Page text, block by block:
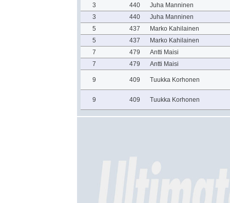
3 440
Juha Manninen
3
440
Juha Manninen
5
437
Marko Kahilainen
5
437
Marko Kahilainen
7
479
Antti Maisi
7
479 Antti Maisi
9 409 Tuukka Korhonen
9 409 Tuukka Korhonen